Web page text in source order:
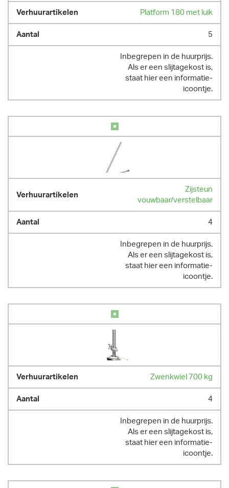
Platform 180 met luik
5
Inbegrepen in de huurprijs.
Als er een slijtagekost is,
staat hier een informatie-
icoontje.
Zijsteun
vouwbaar/verstelbaar
4
Inbegrepen in de huurprijs.
Als er een slijtagekost is,
staat hier een informatie-
icoontje.
Zwenkwiel 700 kg
4
Inbegrepen in de huurprijs.
Als er een slijtagekost is,
staat hier een informatie-
icoontje.